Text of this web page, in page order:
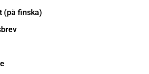
(på finska)